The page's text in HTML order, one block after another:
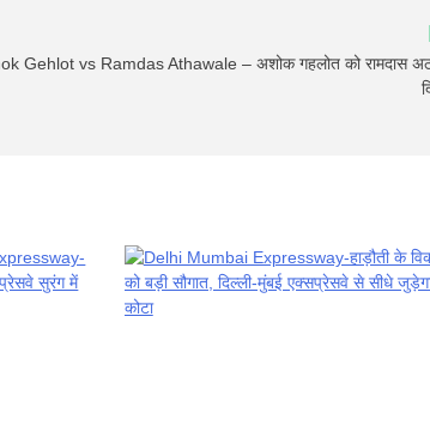
Gehlot vs Ramdas Athawale – अशोक गहलोत को रामदास